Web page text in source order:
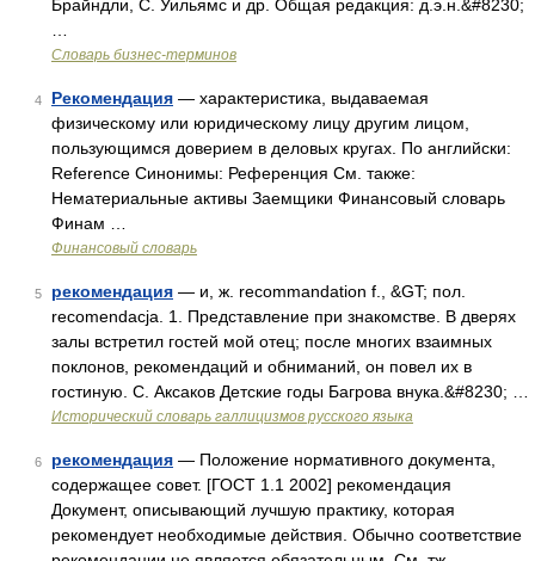
Брайндли, С. Уильямс и др. Общая редакция: д.э.н.&#8230;
Словарь бизнес-терминов
4 Рекомендация — характеристика, выдаваемая
физическому или юридическому лицу другим лицом,
пользующимся доверием в деловых кругах. По английски:
Reference Синонимы: Референция См. также:
Нематериальные активы Заемщики Финансовый словарь
Финам …
Финансовый словарь
5 рекомендация — и, ж. recommandation f., &GT; пол.
recomendacja. 1. Представление при знакомстве. В дверях
залы встретил гостей мой отец; после многих взаимных
поклонов, рекомендаций и обниманий, он повел их в
гостиную. С. Аксаков Детские годы Багрова внука.&#8230; …
Исторический словарь галлицизмов русского языка
6 рекомендация — Положение нормативного документа,
содержащее совет. [ГОСТ 1.1 2002] рекомендация
Документ, описывающий лучшую практику, которая
рекомендует необходимые действия. Обычно соответствие